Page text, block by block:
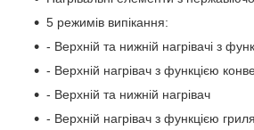
5 режимів випікання:
- Верхній та нижній нагрівачі з
- Верхній нагрівач з функцією
- Верхній та нижній нагрівач
- Верхній нагрівач з функцією гриля